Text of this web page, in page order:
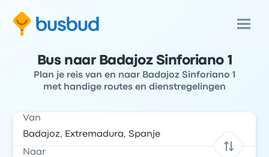
Bus naar Badajoz Sinforiano 1
Plan je reis van en naar Badajoz Sinforiano 1
met handige routes en dienstregelingen
Van
Naar